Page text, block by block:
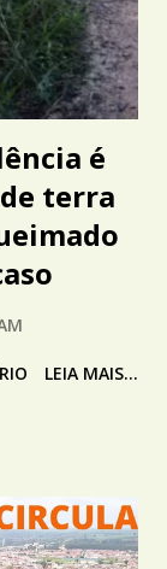
é
terra
LEIA MAIS...